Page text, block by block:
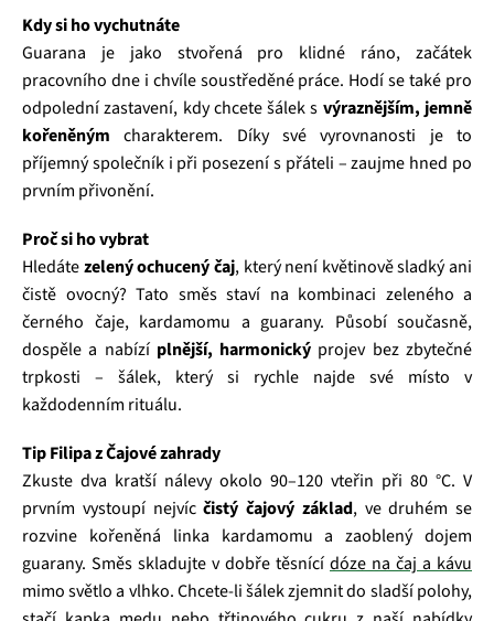
Kdy si ho vychutnáte
Guarana je jako stvořená pro klidné ráno, začátek
pracovního dne i chvíle soustředěné práce. Hodí se také pro
odpolední zastavení, kdy chcete šálek s výraznějším, jemně
kořeněným charakterem. Díky své vyrovnanosti je to
příjemný společník i při posezení s přáteli – zaujme hned po
prvním přivonění.
Proč si ho vybrat
Hledátezelený ochucený čaj, který není květinově sladký ani
čistě ovocný? Tato směs staví na kombinaci zeleného a
černého čaje, kardamomu a guarany. Působí současně,
dospěle a nabízí plnější, harmonický projev bez zbytečné
trpkosti – šálek, který si rychle najde své místo v
každodenním rituálu.
Tip Filipa z Čajové zahrady
Zkuste dva kratší nálevy okolo 90–120 vteřin při 80 °C. V
prvním vystoupí nejvícčistý čajový základ, ve druhém se
rozvine kořeněná linka kardamomu a zaoblený dojem
guarany. Směs skladujte v dobře těsnící dóze na čaj a kávu
mimo světlo a vlhko. Chcete‑li šálek zjemnit do sladší polohy,